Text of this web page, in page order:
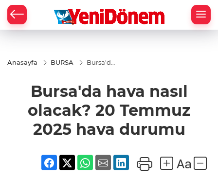
Anasayfa BURSA
Bursa'da
olacak?
20
2025
hava
durumu
Bursa'da hava nasıl
olacak? 20 Temmuz
2025 hava durumu